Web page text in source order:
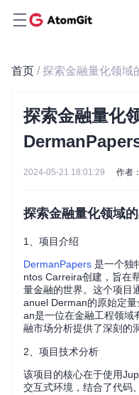
首页 / 探索金融量化领域
探索金融量化
2024-05-21 18:01:29 作者
探索金融量化领域
1、项目介绍
DermanPapers 是一个独
ntos Carreira创建，旨在
量金融的世界。这个项目
anuel Derman的原始定
an是一位在金融工程领域
融市场分析提供了深刻的
2、项目技术分析
该项目的核心在于使用
交互式环境，结合了代码